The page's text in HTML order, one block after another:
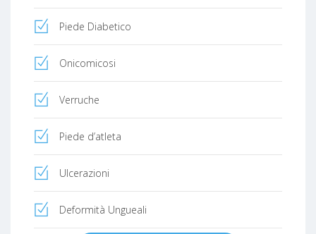
Piede Diabetico
Onicomicosi
Verruche
Piede d’atleta
Ulcerazioni
Deformità Ungueali